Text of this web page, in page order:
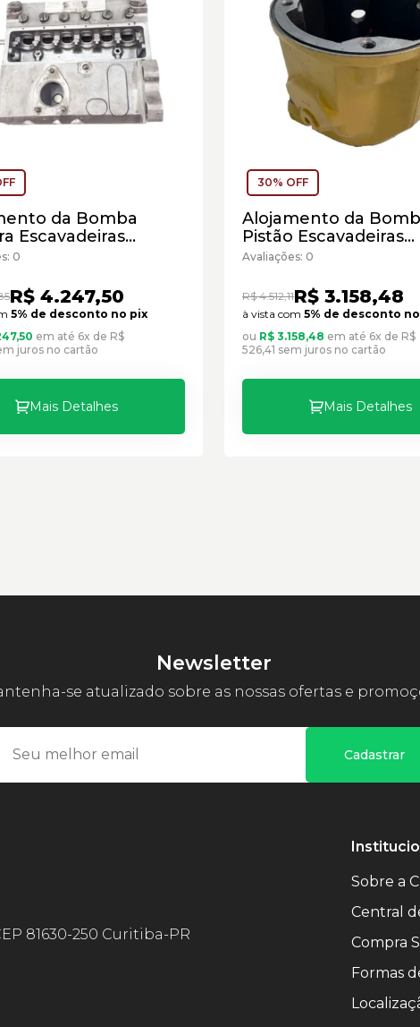
da Bomba
Escavadeiras
Cód:1252922 -
0
R$ 4.247,50
5% de desconto no pix
em até 6x de R$
juros no cartão
Mais Detalhes
30% OFF
Alojamento da
Pistão Escavadeiras
Caterpillar
Avaliações: 0
R$ 4.512,11R$ 3.158,48
à vista com 5% de desconto
ou R$ 3.158,48 em até 6x de R$
526,41 sem juros no cartão
Mais Detalhes
Newsletter
se atualizado sobre as nossas ofertas e
Cadastrar
81630-250 Curitiba-PR
Sobre a
Central
Compra
Formas